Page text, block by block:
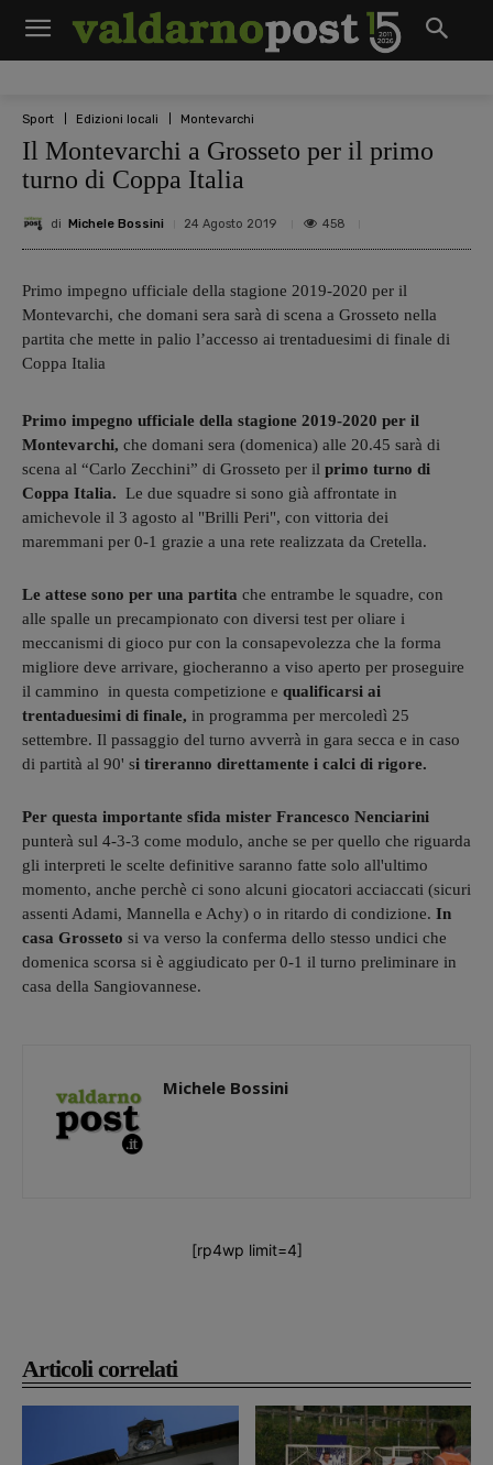
Sport Edizioni locali Montevarchi
Il Montevarchi a Grosseto per il primo
turno di Coppa Italia
di Michele Bossini 24 Agosto 2019 458
Articoli correlati
Primo impegno ufficiale della stagione 2019-2020 per il
Montevarchi, che domani sera sarà di scena a Grosseto nella
partita che mette in palio l’accesso ai trentaduesimi di finale di
Coppa Italia
Primo impegno ufficiale della stagione 2019-2020 per il
Montevarchi, che domani sera (domenica) alle 20.45 sarà di
scena al “Carlo Zecchini” di Grosseto per il primo turno di
Coppa Italia. Le due squadre si sono già affrontate in
amichevole il 3 agosto al "Brilli Peri", con vittoria dei
maremmani per 0-1 grazie a una rete realizzata da Cretella.
Le attese sono per una partita che entrambe le squadre, con
alle spalle un precampionato con diversi test per oliare i
meccanismi di gioco pur con la consapevolezza che la forma
migliore deve arrivare, giocheranno a viso aperto per proseguire
il cammino in questa competizione e qualificarsi ai
trentaduesimi di finale, in programma per mercoledì 25
settembre. Il passaggio del turno avverrà in gara secca e in caso
di partità al 90' si tireranno direttamente i calci di rigore.
Per questa importante sfida mister Francesco Nenciarini
punterà sul 4-3-3 come modulo, anche se per quello che riguarda
gli interpreti le scelte definitive saranno fatte solo all'ultimo
momento, anche perchè ci sono alcuni giocatori acciaccati (sicuri
assenti Adami, Mannella e Achy) o in ritardo di condizione. In
casa Grosseto si va verso la conferma dello stesso undici che
domenica scorsa si è aggiudicato per 0-1 il turno preliminare in
casa della Sangiovannese.
Michele Bossini
[rp4wp limit=4]